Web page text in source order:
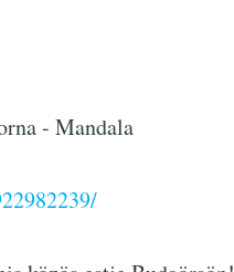
- Mandala